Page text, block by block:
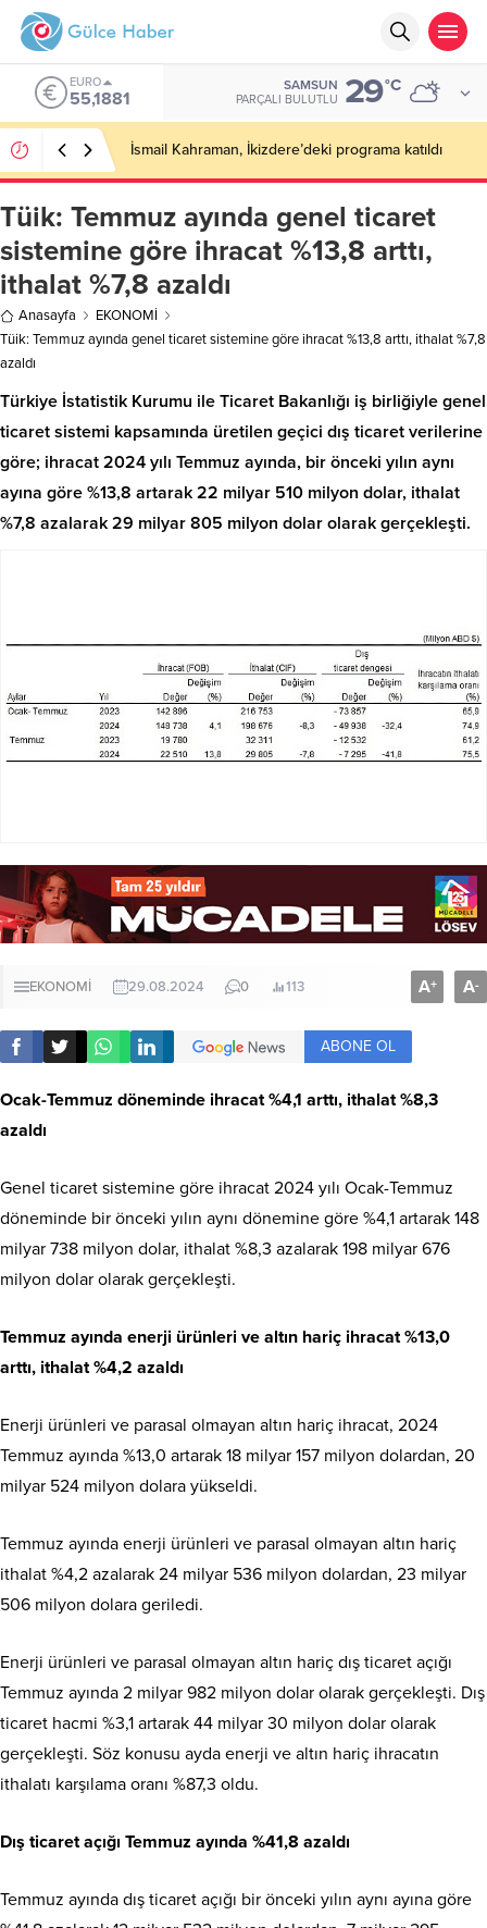
ALTIN
6.660,55
SAMSUN
PARÇALI BULUTLU 29°C
Malatya Havalimanı Eylülde Açılıyor, Kuzey Çevre
Yolu Ekimde
Tüik: Temmuz ayında genel ticaret
sistemine göre ihracat %13,8 arttı,
ithalat %7,8 azaldı
Anasayfa
EKONOMİ
Tüik: Temmuz ayında genel ticaret sistemine göre ihracat %13,8 arttı, ithalat %7,8
azaldı
Türkiye İstatistik Kurumu ile Ticaret Bakanlığı iş birliğiyle genel
ticaret sistemi kapsamında üretilen geçici dış ticaret verilerine
göre; ihracat 2024 yılı Temmuz ayında, bir önceki yılın aynı
ayına göre %13,8 artarak 22 milyar 510 milyon dolar, ithalat
%7,8 azalarak 29 milyar 805 milyon dolar olarak gerçekleşti.
EKONOMİ 29.08.2024 0 113 A+ A-
ABONE OL
Ocak-Temmuz döneminde ihracat %4,1 arttı, ithalat %8,3
azaldı
Genel ticaret sistemine göre ihracat 2024 yılı Ocak-Temmuz
döneminde bir önceki yılın aynı dönemine göre %4,1 artarak 148
milyar 738 milyon dolar, ithalat %8,3 azalarak 198 milyar 676
milyon dolar olarak gerçekleşti.
Temmuz ayında enerji ürünleri ve altın hariç ihracat %13,0
arttı, ithalat %4,2 azaldı
Enerji ürünleri ve parasal olmayan altın hariç ihracat, 2024
Temmuz ayında %13,0 artarak 18 milyar 157 milyon dolardan, 20
milyar 524 milyon dolara yükseldi.
Temmuz ayında enerji ürünleri ve parasal olmayan altın hariç
ithalat %4,2 azalarak 24 milyar 536 milyon dolardan, 23 milyar
506 milyon dolara geriledi.
Enerji ürünleri ve parasal olmayan altın hariç dış ticaret açığı
Temmuz ayında 2 milyar 982 milyon dolar olarak gerçekleşti. Dış
ticaret hacmi %3,1 artarak 44 milyar 30 milyon dolar olarak
gerçekleşti. Söz konusu ayda enerji ve altın hariç ihracatın
ithalatı karşılama oranı %87,3 oldu.
Dış ticaret açığı Temmuz ayında %41,8 azaldı
Temmuz ayında dış ticaret açığı bir önceki yılın aynı ayına göre